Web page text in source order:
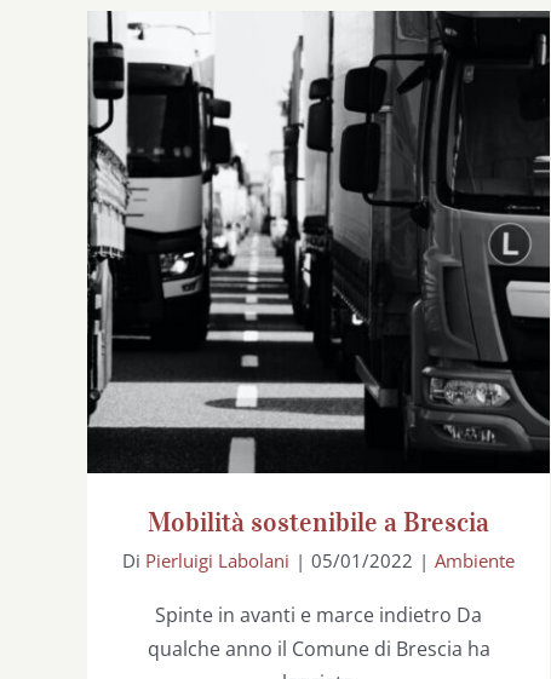
Mobilità sostenibile a Brescia
Mobilità sostenibile a Brescia
Di Pierluigi Labolani | 05/01/2022 | Ambiente
Spinte in avanti e marce indietro Da
qualche anno il Comune di Brescia ha